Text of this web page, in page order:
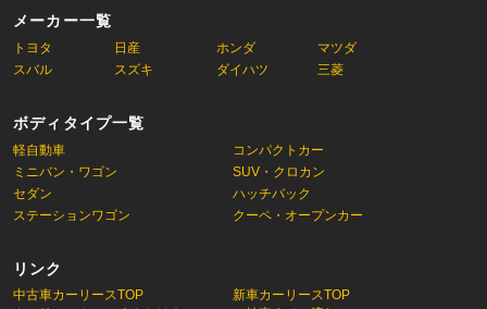
メーカー一覧
トヨタ 日産 ホンダ
マツダ
スバル
スズキ ダイハツ 三菱
ボディタイプ一覧
軽自動車
コンパクトカー
ミニバン・ワゴン
SUV・クロカン
セダン
ハッチバック
ステーションワゴン
クーペ・オープンカー
リンク
中古車カーリースTOP
新車カーリースTOP